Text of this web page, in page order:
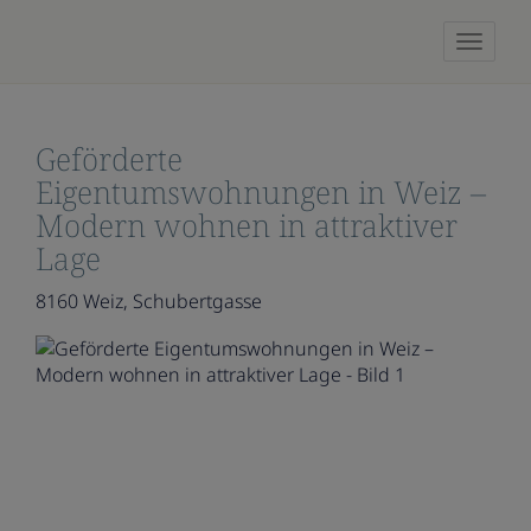
Geförderte
Eigentumswohnungen in Weiz –
Modern wohnen in attraktiver
Lage
8160 Weiz, Schubertgasse